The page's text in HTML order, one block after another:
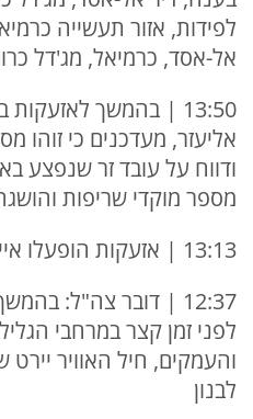
לפידות, אזור תעשייה
אל-אסד, כרמיאל, מג'דל
13:50 | בהמשך
אליעזר, מעדכנים כי זוהו
ודווח על עובד זר שנפצע
מספר מוקדי שריפות
13:13 | אזעקות הופעלו איילת השחר ושדה אליעזר
12:37 | דובר צה"ל:
לפני זמן קצר במרחבי
והעמקים, חיל האוויר
לבנון